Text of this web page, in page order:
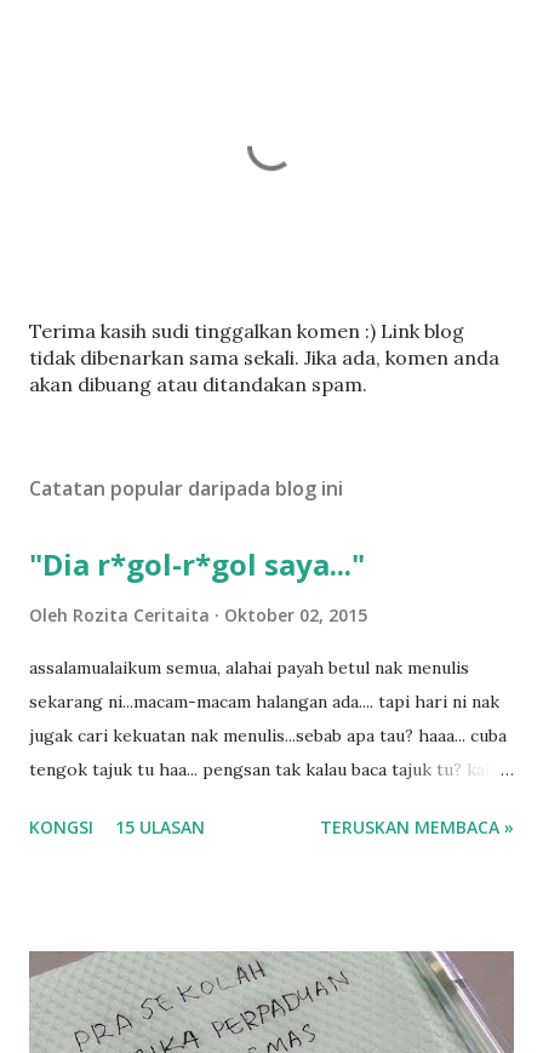
C
a
t
l
Terima kasih sudi tinggalkan komen :) Link blog
tidak dibenarkan sama sekali. Jika ada, komen anda
akan dibuang atau ditandakan spam.
Catatan popular daripada blog ini
"Dia r*gol-r*gol saya..."
Oleh Rozita Ceritaita Oktober 02, 2015
assalamualaikum semua, alahai payah betul nak menulis
sekarang ni...macam-macam halangan ada.... tapi hari ni nak
jugak cari kekuatan nak menulis...sebab apa tau? haaa... cuba
tengok tajuk tu haa... pengsan tak kalau baca tajuk tu? kalau
tau? yang sebut tu anak aku....diulangi ANAK AKU ....adoiiii
balik keja aku ajak la shah singgah Giant beli barang
sikit...dalam perjalanan dari dalam kereta tu biasalah kan
kami memang akan pimpin anak-anak jalan sampai masuk
KONGSI 15 ULASAN TERUSKAN MEMBACA »